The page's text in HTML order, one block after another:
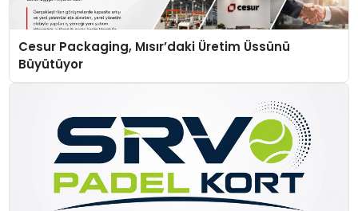
Cesur Packaging, Mısır’daki Üretim Üssünü
Büyütüyor